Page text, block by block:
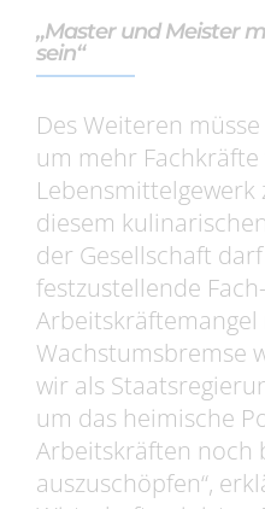
„Master und Meister
sein“
Des Weiteren
um mehr
Lebensmittelgewerk
diesem
der Gesellschaft
festzustellende
Wachstumsbremse
wir als
um das heimische
Arbeitskräften noch
auszuschöpfen“,